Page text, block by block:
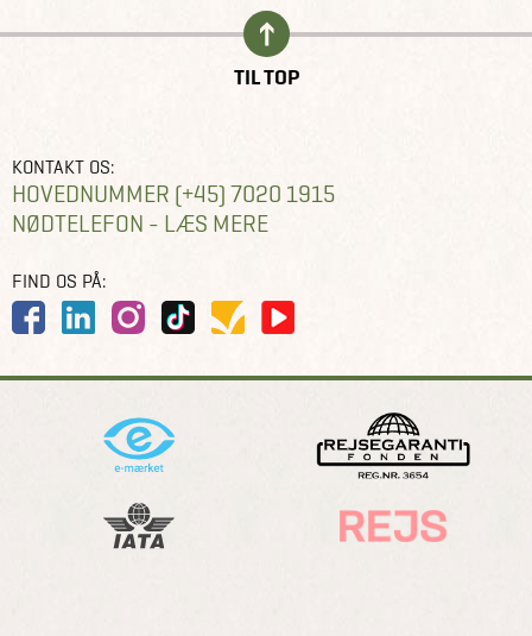
TIL TOP
KONTAKT OS:
HOVEDNUMMER (+45) 7020 1915
NØDTELEFON - LÆS MERE
FIND OS PÅ: